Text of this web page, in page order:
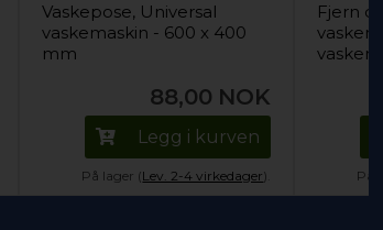
Vaskepose, Universal
vaskemaskin - 600 x 400
mm
88,00 NOK
Legg i kurven
På lager (Lev. 2-4 virkedager).
Fjern
På